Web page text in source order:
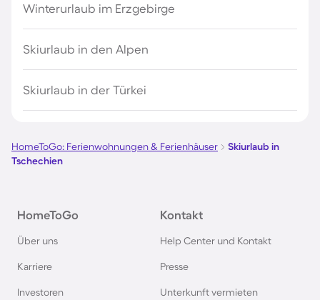
Winterurlaub im Erzgebirge
Skiurlaub in den Alpen
Skiurlaub in der Türkei
HomeToGo: Ferienwohnungen & Ferienhäuser
Skiurlaub in
Tschechien
HomeToGo
Über uns
Karriere
Investoren
Kontakt
Help Center und Kontakt
Presse
Unterkunft vermieten